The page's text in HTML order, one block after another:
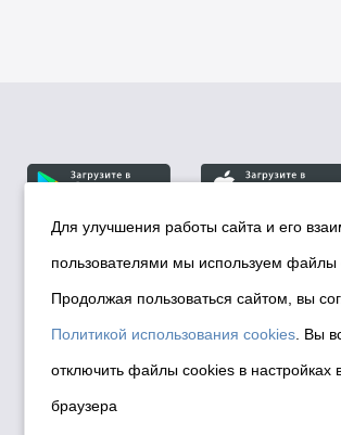
© Департамент информационной
города Новосибирска, 2026
Политика использования
Политика по обработке
данных в информационных
мэрии города Новосибирска
Для улучшения работы сайта и его
пользователями мы используем файлы
Продолжая пользоваться сайтом, вы
Политикой использования cookies . Вы
отключить файлы cookies в настройках
браузера